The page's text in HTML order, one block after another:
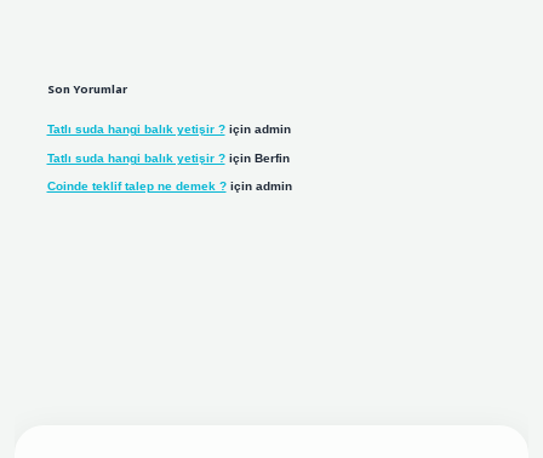
Son Yorumlar
Tatlı suda hangi balık yetişir ?için admin
Tatlı suda hangi balık yetişir ?için Berfin
Coinde teklif talep ne demek ?için admin